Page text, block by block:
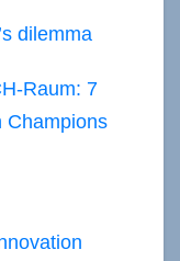
dilemma
Raum: 7
Champions